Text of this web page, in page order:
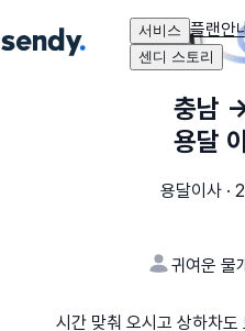
서비스 플랜안
센디 스토리
충남
용달
용달이사 ·
귀여운 물
시간 맞춰 오시고 상하차